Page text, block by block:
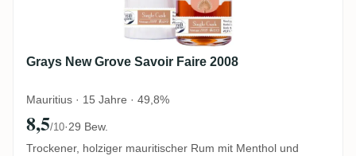
Grays New Grove Savoir Faire 2008
Mauritius · 15 Jahre · 49,8%
8,5/10·29 Bew.
Trockener, holziger mauritischer Rum mit Menthol und